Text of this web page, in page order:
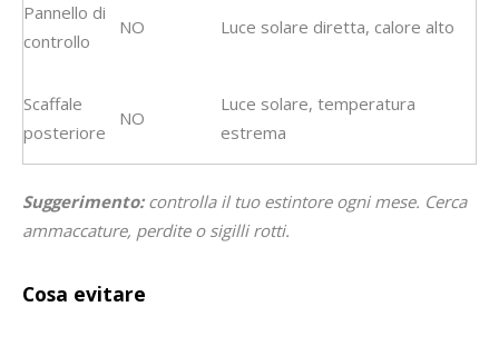
Pannello di
controllo
NO Luce solare diretta, calore alto
Scaffale
posteriore
NO
Luce solare, temperatura
estrema
Suggerimento:controlla il tuo estintore ogni mese. Cerca
ammaccature, perdite o sigilli rotti.
Cosa evitare